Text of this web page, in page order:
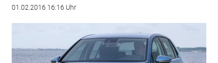
01.02.2016 16:16 Uhr